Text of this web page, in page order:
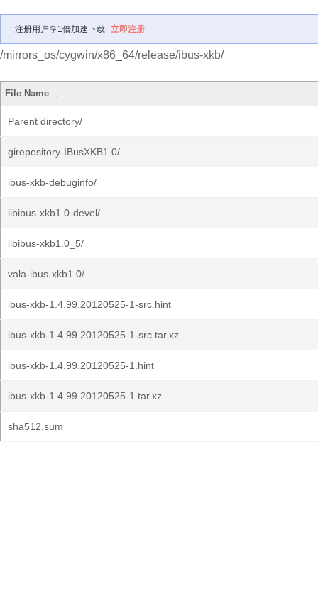
注册用户享1倍加速下载 立即注册
/mirrors_os/cygwin/x86_64/release/ibus-xkb/
File Name ↓
Parent directory/
girepository-IBusXKB1.0/
ibus-xkb-debuginfo/
libibus-xkb1.0-devel/
libibus-xkb1.0_5/
vala-ibus-xkb1.0/
ibus-xkb-1.4.99.20120525-1-src.hint
ibus-xkb-1.4.99.20120525-1-src.tar.xz
ibus-xkb-1.4.99.20120525-1.hint
ibus-xkb-1.4.99.20120525-1.tar.xz
sha512.sum